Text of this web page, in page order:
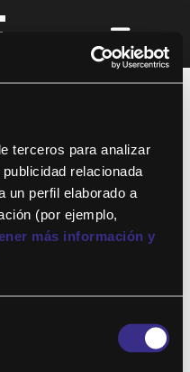
terceros para analizar
relacionada
un perfil elaborado a
(por ejemplo,
más información y
MOVE tienes
todos nuestros
online donde